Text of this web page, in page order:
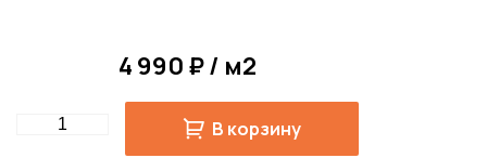
4 990 ₽ / м2
Quantity В корзину